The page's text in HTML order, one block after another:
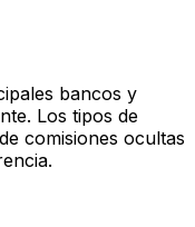
bancos y
Los tipos de
comisiones ocultas